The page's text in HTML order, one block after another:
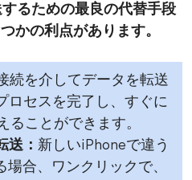
るための最良の代替手段
かの利点があります。
続を介してデータを転送
ロセスを完了し、すぐに
ることができます。
送： 新しいiPhoneで違う
合、ワンクリックで、